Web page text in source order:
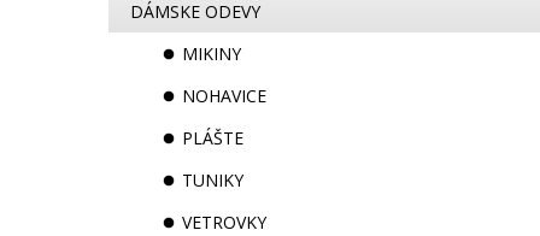
DÁMSKE ODEVY
MIKINY
NOHAVICE
PLÁŠTE
TUNIKY
VETROVKY